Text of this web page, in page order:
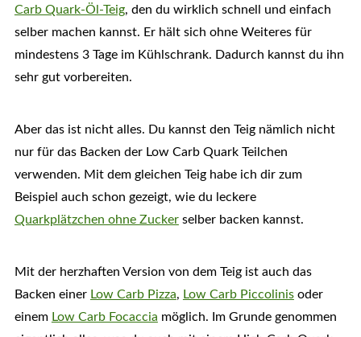
Carb Quark-Öl-Teig, den du wirklich schnell und einfach
selber machen kannst. Er hält sich ohne Weiteres für
mindestens 3 Tage im Kühlschrank. Dadurch kannst du ihn
sehr gut vorbereiten.
Aber das ist nicht alles. Du kannst den Teig nämlich nicht
nur für das Backen der Low Carb Quark Teilchen
verwenden. Mit dem gleichen Teig habe ich dir zum
Beispiel auch schon gezeigt, wie du leckere
Quarkplätzchen ohne Zuckerselber backen kannst.
Mit der herzhaften Version von dem Teig ist auch das
Backen einer Low Carb Pizza, Low Carb Piccolinisoder
einem Low Carb Focaccia möglich. Im Grunde genommen